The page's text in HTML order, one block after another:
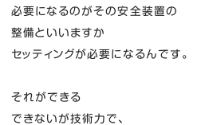
必要になるのがその安全装置の
整備といいますか
セッティングが必要になるんです。
それができる
できないが技術力で、